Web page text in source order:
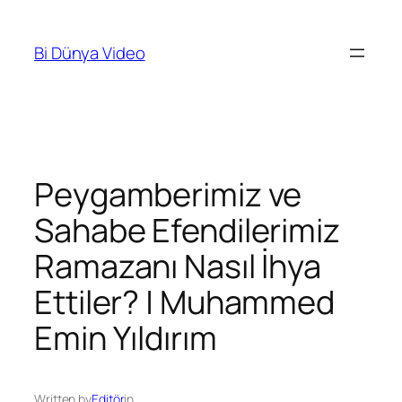
Bi Dünya Video
Peygamberimiz ve
Sahabe Efendilerimiz
Ramazanı Nasıl İhya
Ettiler? | Muhammed
Emin Yıldırım